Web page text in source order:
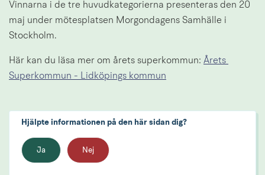
Vinnarna i de tre huvudkategorierna presenteras den 20
maj under mötesplatsen Morgondagens Samhälle i
Stockholm.
Här kan du läsa mer om årets superkommun: Årets
Superkommun - Lidköpings kommun
Hjälpte informationen på den här sidan dig?
Ja Nej